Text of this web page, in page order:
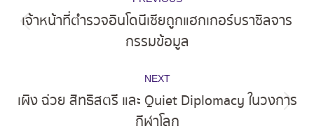
navigation
Previous
post:
เจ้าหน้าที่ตำรวจอินโดนีเซียถูกแฮกเกอร์บราซิลจาร
กรรมข้อมูล
NEXT
Next
post:
เผิง ฉ่วย สิทธิสตรี และ Quiet Diplomacy ในวงการ
กีฬาโลก